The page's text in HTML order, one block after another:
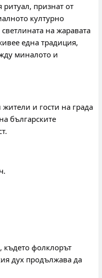
признат от
културно
на жаравата
една традиция,
миналото и
и гости на града
българските
където фолклорът
дух продължава да